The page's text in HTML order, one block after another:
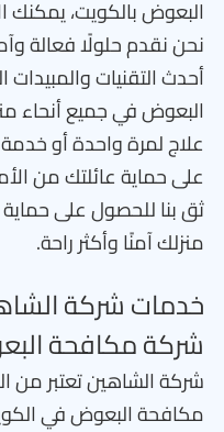
البعوض بالكويت، يمكنك
نحن نقدم حلولًا فعالة
أحدث التقنيات
البعوض في جميع أنحاء
علاج لمرة واحدة أو خدمة
على حماية عائلتك من
ثق بنا للحصول على
منزلك آمنًا وأكثر راحة.
خدمات شركة
شركة مكافحة
شركة الشاهين تعتبر من
مكافحة البعوض في